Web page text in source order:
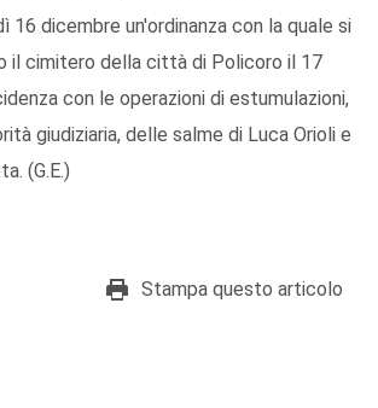
16 dicembre un'ordinanza con la quale si
il cimitero della città di Policoro il 17
con le operazioni di estumulazioni,
giudiziaria, delle salme di Luca Orioli e
(G.E.)
Stampa questo articolo